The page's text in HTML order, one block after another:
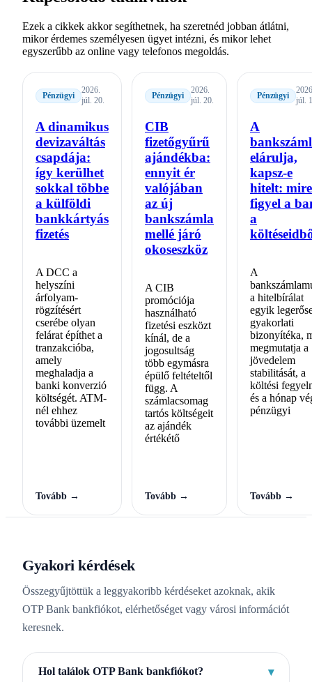
Ezek a cikkek akkor segíthetnek, ha szeretnéd jobban átlátni,
mikor érdemes személyesen ügyet intézni, és mikor lehet
egyszerűbb az online vagy telefonos megoldás.
Pénzügyi
2026.
júl. 20.
A dinamikus
devizaváltás
csapdája:
így kerülhet
sokkal többe
a külföldi
bankkártyás
fizetés
A DCC a
helyszíni
árfolyam-
rögzítésért
cserébe olyan
felárat építhet a
tranzakcióba,
amely
meghaladja a
banki konverzió
költségét. ATM-
nél ehhez
további üzemelt
Tovább →
Pénzügyi
2026.
júl. 20.
CIB
fizetőgyűrű
ajándékba:
ennyit ér
valójában
az új
bankszámla
mellé járó
okoseszköz
A CIB
promóciója
használható
fizetési eszközt
kínál, de a
jogosultság
több egymásra
épülő feltételtől
függ. A
számlacsomag
tartós költségeit
az ajándék
értékétő
Tovább →
Pénzügyi
júl.
A
elárulja,
kapsz-e
hitelt: mire
figyel a
a
A
a hitelbírálat
egyik
gyakorlati
bizonyítéka,
megmutatja a
jövedelem
stabilitását, a
költési
és a hónap
pénzügyi
Tovább →
Gyakori kérdések
Összegyűjtöttük a leggyakoribb kérdéseket azoknak, akik
OTP Bank bankfiókot, elérhetőséget vagy városi információt
keresnek.
Hol találok OTP Bank bankfiókot? ▾